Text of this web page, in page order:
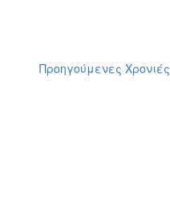
Προηγούμενες Χρονιές